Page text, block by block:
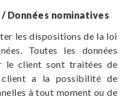
nominatives
les dispositions de la loi
Toutes les données
le client sont traitées de
client a la possibilité de
à tout moment ou de